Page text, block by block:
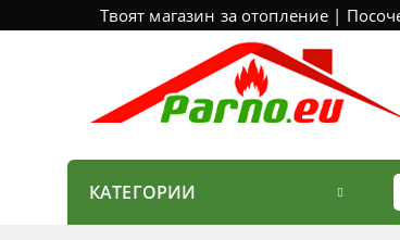
Твоят магазин за отопление |
КАТЕГОРИИ